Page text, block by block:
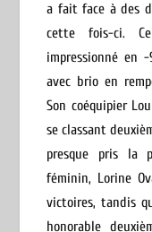
a fait face à des
cette fois-ci.
impressionné en
avec brio en
Son coéquipier
se classant
presque pris la
féminin, Lorine
victoires, tandis
honorable